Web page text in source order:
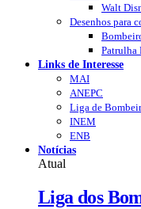
Walt
Desenhos para
Patrulha
Links de Interesse
MAI
ANEPC
Liga de
INEM
ENB
Notícias
Atual
Liga dos